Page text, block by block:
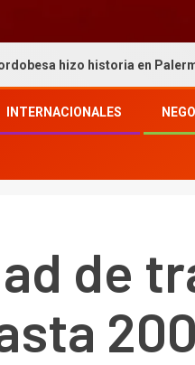
historia en Palermo y
INTERNACIONALES
de